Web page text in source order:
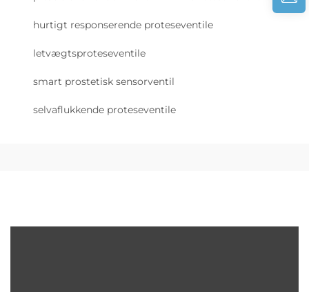
hurtigt responserende proteseventile
letvægtsproteseventile
smart prostetisk sensorventil
selvaflukkende proteseventile